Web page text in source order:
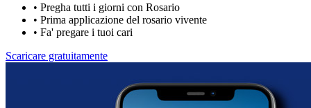
• Pregha tutti i giorni con Rosario
• Prima applicazione del rosario vivente
• Fa' pregare i tuoi cari
Scaricare gratuitamente